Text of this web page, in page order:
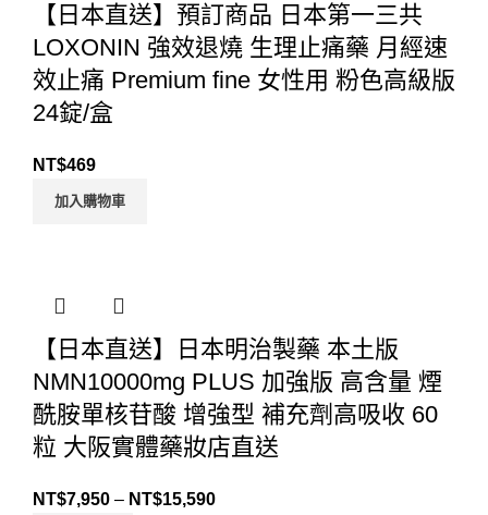
【日本直送】預訂商品 日本第一三共
LOXONIN 強效退燒 生理止痛藥 月經速
效止痛 Premium fine 女性用 粉色高級版
24錠/盒
NT$469
加入購物車
【日本直送】日本明治製藥 本土版
NMN10000mg PLUS 加強版 高含量 煙
酰胺單核苷酸 增強型 補充劑高吸收 60
粒 大阪實體藥妝店直送
NT$7,950 – NT$15,590